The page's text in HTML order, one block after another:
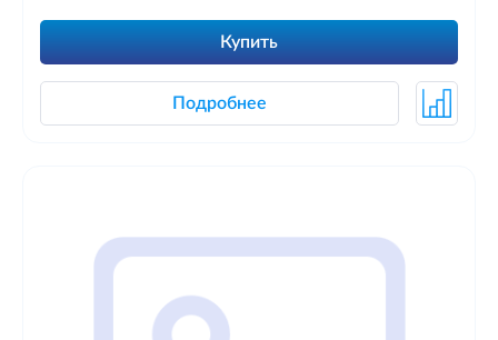
Купить
Подробнее